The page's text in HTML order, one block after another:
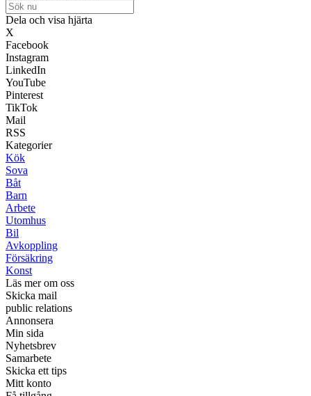
Dela och visa hjärta
X
Facebook
Instagram
LinkedIn
YouTube
Pinterest
TikTok
Mail
RSS
Kategorier
Kök
Sova
Båt
Barn
Arbete
Utomhus
Bil
Avkoppling
Försäkring
Konst
Läs mer om oss
Skicka mail
public relations
Annonsera
Min sida
Nyhetsbrev
Samarbete
Skicka ett tips
Mitt konto